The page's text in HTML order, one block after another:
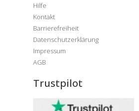
Hilfe
Kontakt
Barrierefreiheit
Datenschutzerklärung
Impressum
AGB
Trustpilot